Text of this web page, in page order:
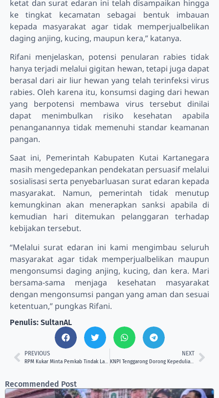
ketat dan surat edaran ini telah disampaikan hingga
ke tingkat kecamatan sebagai bentuk imbauan
kepada masyarakat agar tidak memperjualbelikan
daging anjing, kucing, maupun kera,” katanya.
Rifani menjelaskan, potensi penularan rabies tidak
hanya terjadi melalui gigitan hewan, tetapi juga dapat
berasal dari air liur hewan yang telah terinfeksi virus
rabies. Oleh karena itu, konsumsi daging dari hewan
yang berpotensi membawa virus tersebut dinilai
dapat menimbulkan risiko kesehatan apabila
penanganannya tidak memenuhi standar keamanan
pangan.
Saat ini, Pemerintah Kabupaten Kutai Kartanegara
masih mengedepankan pendekatan persuasif melalui
sosialisasi serta penyebarluasan surat edaran kepada
masyarakat. Namun, pemerintah tidak menutup
kemungkinan akan menerapkan sanksi apabila di
kemudian hari ditemukan pelanggaran terhadap
kebijakan tersebut.
“Melalui surat edaran ini kami mengimbau seluruh
masyarakat agar tidak memperjualbelikan maupun
mengonsumsi daging anjing, kucing, dan kera. Mari
bersama-sama menjaga kesehatan masyarakat
dengan mengonsumsi pangan yang aman dan sesuai
ketentuan,” pungkas Rifani.
Penulis: SultanAL
PREVIOUS
RPM Kukar Minta Pemkab Tindak Lanjuti Dugaan Pungutan Program Seragam Sekolah Gratis
NEXT
KNPI Tenggarong Dorong Kepedulian Lingkungan Melalui Pemutaran Film Dokumenter Menolak Punah
Recommended Post